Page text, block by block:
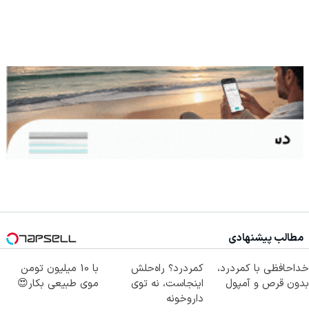
مطالب پیشنهادی
خداحافظی با کمردرد،
بدون قرص و آمپول
کمردرد؟ راه‌حلش
اینجاست، نه توی
داروخونه
با 10 میلیون تومن
موی طبیعی بکار😍